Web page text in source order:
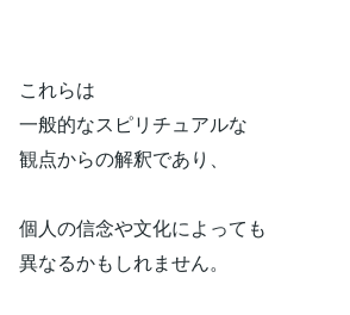
これらは
一般的なスピリチュアルな
観点からの解釈であり、
個人の信念や文化によっても
異なるかもしれません。